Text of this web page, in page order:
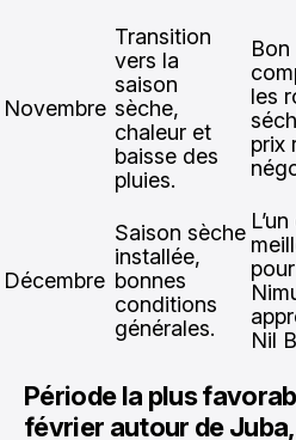
Novembre
Transition
vers la
saison
sèche,
chaleur et
baisse des
pluies.
Bon
les
prix
Décembre
Saison sèche
installée,
bonnes
conditions
générales.
Nil
Période la plus
février autour de